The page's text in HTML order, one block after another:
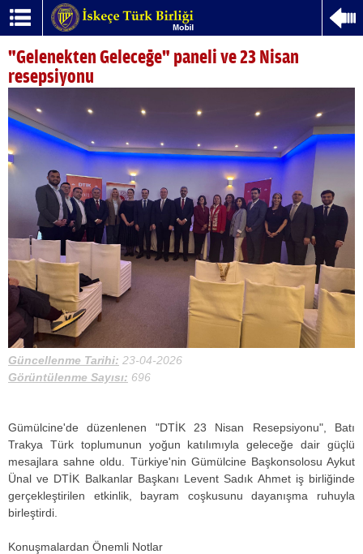
"Gelenekten Geleceğe" paneli ve 23 Nisan
resepsiyonu
Güncellenme Tarihi: 23-04-2026
Görüntülenme Sayısı: 696
Gümülcine'de düzenlenen "DTİK 23 Nisan Resepsiyonu", Batı
Trakya Türk toplumunun yoğun katılımıyla geleceğe dair güçlü
mesajlara sahne oldu. Türkiye'nin Gümülcine Başkonsolosu Aykut
Ünal ve DTİK Balkanlar Başkanı Levent Sadık Ahmet iş birliğinde
gerçekleştirilen etkinlik, bayram coşkusunu dayanışma ruhuyla
birleştirdi.
Konuşmalardan Önemli Notlar